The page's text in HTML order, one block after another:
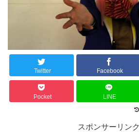
Twitter Facebook
Pocket LINE
スポンサーリンク